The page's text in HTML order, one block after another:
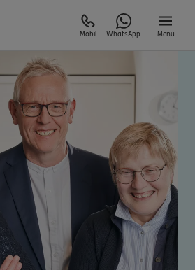
Mobil WhatsApp Menü